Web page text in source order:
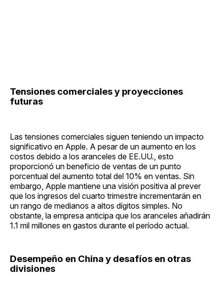
Tensiones comerciales y proyecciones
futuras
Las tensiones comerciales siguen teniendo un impacto
significativo en Apple. A pesar de un aumento en los
costos debido a los aranceles de EE.UU., esto
proporcionó un beneficio de ventas de un punto
porcentual del aumento total del 10% en ventas. Sin
embargo, Apple mantiene una visión positiva al prever
que los ingresos del cuarto trimestre incrementarán en
un rango de medianos a altos dígitos simples. No
obstante, la empresa anticipa que los aranceles añadirán
1.1 mil millones en gastos durante el período actual.
Desempeño en China y desafíos en otras
divisiones